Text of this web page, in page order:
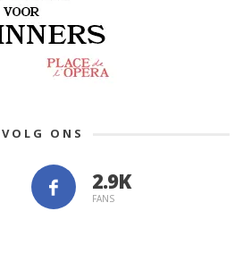
VOLG ONS
FANS